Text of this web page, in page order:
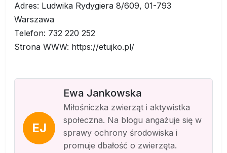
Adres: Ludwika Rydygiera 8/609, 01-793
Warszawa
Telefon: 732 220 252
Strona WWW: https://etujko.pl/
EJ
Ewa Jankowska
Miłośniczka zwierząt i aktywistka
społeczna. Na blogu angażuje się w
sprawy ochrony środowiska i
promuje dbałość o zwierzęta.